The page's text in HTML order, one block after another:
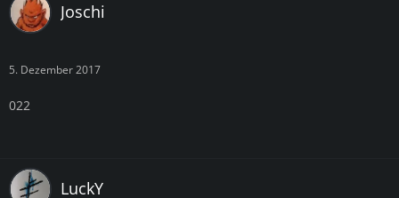
Joschi
5. Dezember 2017
022
LuckY